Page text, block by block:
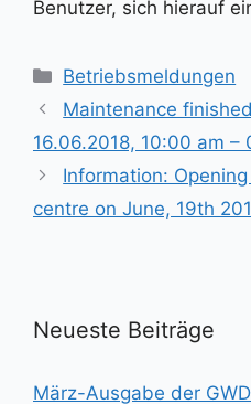
Benutzer, sich hierauf
Kategorien
Betriebsmeldungen
Maintenance
16.06.2018, 10:00 am –
Information:
centre on June, 19th
Neueste Beiträge
März-Ausgabe der